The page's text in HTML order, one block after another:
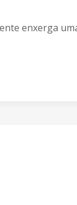
enxerga